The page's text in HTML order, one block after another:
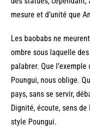
mesure et d’unité que
Les baobabs ne
ombre sous laquelle
palabrer. Que
Poungui, nous oblige.
pays, sans se servir,
Dignité, écoute, sens de
style Poungui.